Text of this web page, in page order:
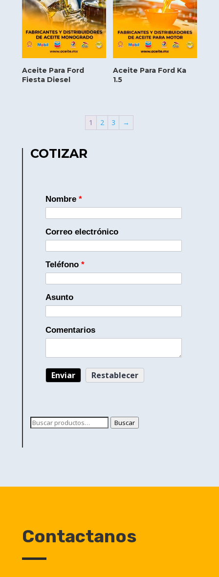
Aceite Para Ford
Fiesta Diesel
Aceite Para Ford Ka
1.5
1 2 3 →
COTIZAR
Nombre *
Correo electrónico
Teléfono *
Asunto
Comentarios
Buscar
Buscar
Contactanos